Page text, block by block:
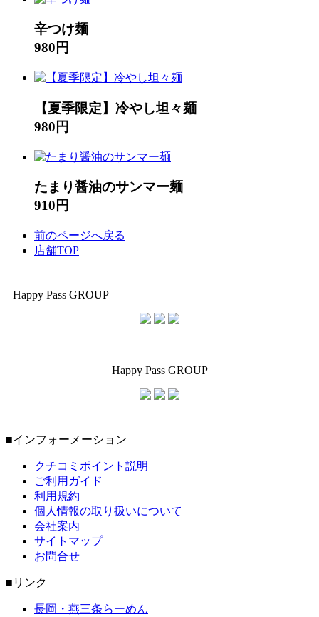
辛つけ麺
980円
【夏季限定】冷やし坦々麺
980円
たまり醤油のサンマー麺
910円
前のページへ戻る
店舗TOP
Happy Pass GROUP
Happy Pass GROUP
■インフォーメーション
クチコミポイント説明
ご利用ガイド
利用規約
個人情報の取り扱いについて
会社案内
サイトマップ
お問合せ
■リンク
長岡・燕三条らーめん